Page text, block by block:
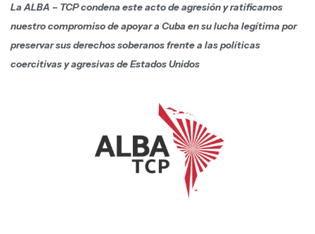
La ALBA – TCP condena este acto de agresión y ratificamos
nuestro compromiso de apoyar a Cuba en su lucha legítima por
preservar sus derechos soberanos frente a las políticas
coercitivas y agresivas de Estados Unidos